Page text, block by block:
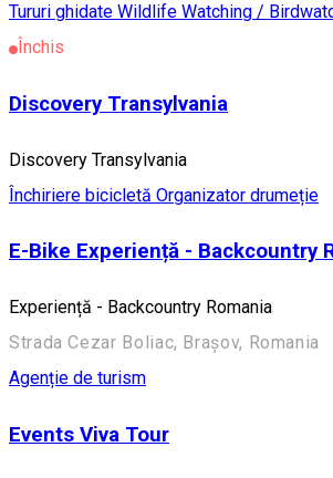
Tururi ghidate Wildlife Watching /
Închis
Discovery Transylvania
Discovery Transylvania
Închiriere bicicletă Organizator drumeție
E-Bike Experiență - Backcountry
Experiență - Backcountry Romania
Strada Cezar Boliac, Brașov, Romania
Agenție de turism
Events Viva Tour